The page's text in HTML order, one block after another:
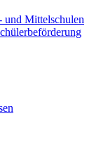
und Mittelschulen